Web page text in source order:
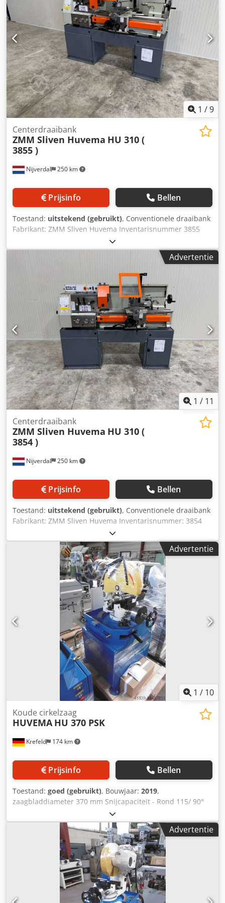
Beschermkap * Totaal vermogensbehoefte 1,5 kW *
Machinewicht ca. 460 kg. * In zeer goede staat!!
1 /9
Nijverdal 250 km
Centerdraaibank
ZMM Sliven Huvema HU 310 (
3855 )
Prijsinfo Bellen
Toestand: uitstekend (gebruikt), Conventionele draaibank
Fabrikant: ZMM Sliven Huvema Inventarisnummer 3855
Type HU310 x 750 Bouwjaar 2007 Afstand tussen de
centers 750 mm Hoogte tussen de centers 155 mm
Draaiddiameter over het bed 310 mm Dcedpszlx Nlefx
Aanek Spilboring 32 mm 3-beks spanplaat
Snelwisselgereedschaphouder Spanning 380 V Gewicht
van de machine circa 700 kg
Advertentie
1 / 11
Nijverdal 250 km
Centerdraaibank
ZMM Sliven Huvema HU 310 (
3854 )
Prijsinfo Bellen
Toestand: uitstekend (gebruikt), Conventionele draaibank
Fabrikant: ZMM Sliven Huvema Inventarisnummer: 3854
Type HU310 x 750 Bouwjaar 2007 Dsdpfx Aszlx H Rsanock
Afstand tussen de centers: 750 mm Hoogte tussen de
centers: 155 mm Draaiddiameter over het bed: 310 mm
Spindelboring: 32 mm 3-beks spanplaat Snelwisselsysteem
Spanning: 380 V Gewicht van de machine: ca. 700 kg
Advertentie
1 / 10
Krefeld 174 km
Koude cirkelzaag
HUVEMA HU 370 PSK
Prijsinfo Bellen
Toestand: goed (gebruikt), Bouwjaar: 2019,
zaagbladdiameter 370 mm Snijcapaciteit - Rond 115/ 90°
mm Snijcapaciteit - vierkant 110 x 110 /90° mm
Snijcapaciteit - Rechthoek 110 x 110 / 90° mm
Snijcapaciteit - Rechthoek 100 x 100 / 45° mm
Snijcapaciteit - Rond 115 / 45° mm Snijcapaciteit - vierkant
100 x 100 /45° mm zaagbladsnelheden 22 / 44 tpm
Spanning 400 V / 50 Hz Dcedjvxli Nepfx Aanok
motorvermogen 3 kW Machinegewicht ca. 0,27 t
Afmetingen (lengte/breedte/hoogte) 980 x 790 x 780 mm
nieuwe, ongebruikte zaag, zaag met basisframe, 2-
Advertentie